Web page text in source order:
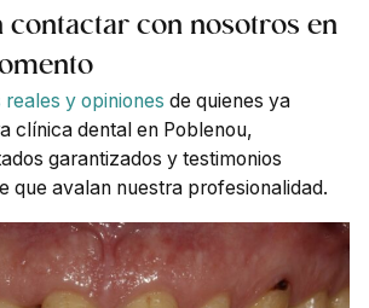
contactar con nosotros en
reales y opiniones de quienes ya
clínica dental en Poblenou,
garantizados y testimonios
que avalan nuestra profesionalidad.